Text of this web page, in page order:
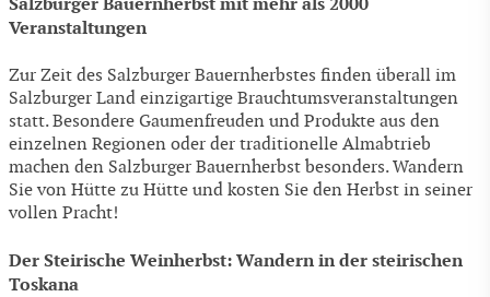
Veranstaltungen
Zur Zeit des Salzburger Bauernherbstes finden überall im
Salzburger Land einzigartige Brauchtumsveranstaltungen
statt. Besondere Gaumenfreuden und Produkte aus den
einzelnen Regionen oder der traditionelle Almabtrieb
machen den Salzburger Bauernherbst besonders. Wandern
Sie von Hütte zu Hütte und kosten Sie den Herbst in seiner
vollen Pracht!
Der Steirische Weinherbst: Wandern in der steirischen
Toskana